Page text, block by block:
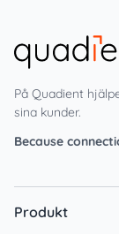
På Quadient
sina kunder.
Because
Produkt